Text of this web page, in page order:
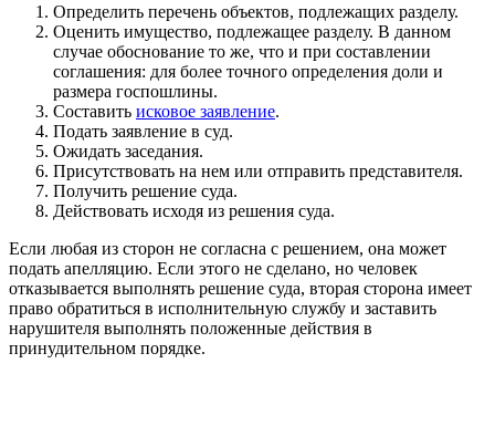
Определить перечень объектов, подлежащих разделу.
Оценить имущество, подлежащее разделу. В данном
случае обоснование то же, что и при составлении
соглашения: для более точного определения доли и
размера госпошлины.
Составить исковое заявление.
Подать заявление в суд.
Ожидать заседания.
Присутствовать на нем или отправить представителя.
Получить решение суда.
Действовать исходя из решения суда.
Если любая из сторон не согласна с решением, она может
подать апелляцию. Если этого не сделано, но человек
отказывается выполнять решение суда, вторая сторона имеет
право обратиться в исполнительную службу и заставить
нарушителя выполнять положенные действия в
принудительном порядке.